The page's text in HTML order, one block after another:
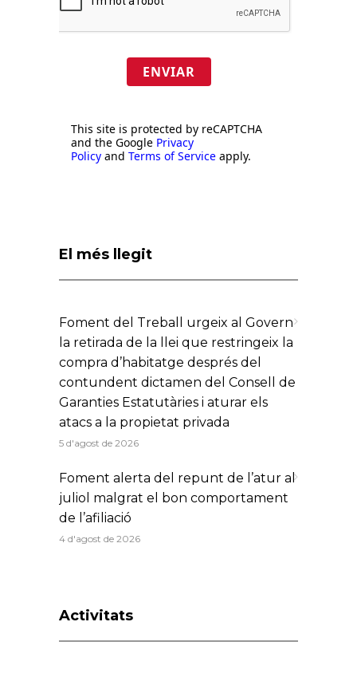
ENVIAR
This site is protected by reCAPTCHA
and the Google Privacy
Policy and Terms of Service apply.
El més llegit
Foment del Treball urgeix al Govern
la retirada de la llei que restringeix la
compra d’habitatge després del
contundent dictamen del Consell de
Garanties Estatutàries i aturar els
atacs a la propietat privada
5 d'agost de 2026
Foment alerta del repunt de l’atur al
juliol malgrat el bon comportament
de l’afiliació
4 d'agost de 2026
Activitats